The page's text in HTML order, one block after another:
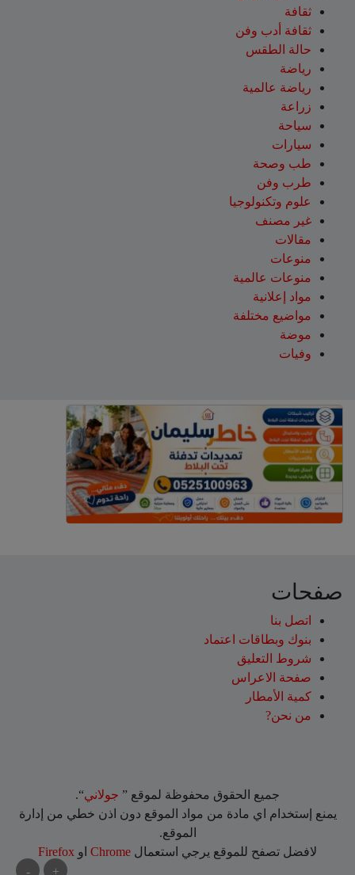
ثقافة
ثقافة أدب وفن
حالة الطقس
رياضة
رياضة عالمية
زراعة
سياحة
سيارات
طب وصحة
طرب وفن
علوم وتكنولوجيا
غير مصنف
مقالات
منوعات
منوعات عالمية
مواد إعلانية
مواضيع مختلفة
موضة
وفيات
+
-
صفحات
اتصل بنا
بنوك وبطاقات اعتماد
شروط التعليق‎
صفحة الاعراس
كمية الأمطار
من نحن?
جميع الحقوق محفوظة لموقع ” جولاني“.
يمنع إستخدام اي مادة من مواد الموقع دون اذن خطي من إدارة
الموقع.
لافضل تصفح للموقع يرجي استعمال Chrome او Firefox